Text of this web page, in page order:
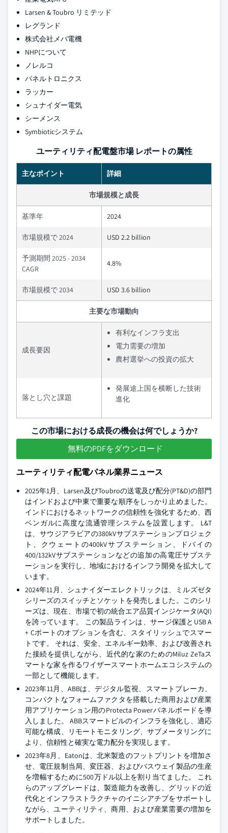
Larsen & Toubro リミテッド
レグランド
株式会社メバ電機
NHPについて
ノレルコ
パネルトロニクス
ラッカー
シュナイダー電気
シーメンス
Symbioticシステム
ユーティリティ配電盤市場 レポートの属性
主なポイント 詳細
市場規模と成長
基準年 2024
市場規模で 2024 USD 2.2 billion
予測期間 2025 - 2034
CAGR
4.8%
市場規模で 2034 USD 3.6 billion
主要な市場動向
成長要因
有利なインフラ支出
電力需要の増加
農村選挙への投資の拡大
落とし穴と課題
発展途上国を横断した技術
進化
この市場における成長の機会は何でしょうか?
無料のPDFをダウンロード
ユーティリティ配電パネル業界ニュース
2025年1月、Larsen及びToubroの送電及び配分(PT&D)の部門
はインドおよび中東で重要な順序をしっかり止めました。
インドにおけるネットワークの信頼性を強化するため、西
ベンガルに高度な流通管理システムを設置します。 L&T
は、サウジアラビアの380kVサブステーションプロジェク
ト、クウェートの400kVサブステーション、ドバイの
400/132kVサブステーションなどの追加の高電圧サブステ
ーションを実行し、地域におけるインフラ開発を拡大して
います。
2024年11月、シュナイダーエレクトリックは、ミルズゼタ
シリーズのスイッチとソケットを発売しました。このシリ
ーズは、現在、市場で初の統合エア品質インジケータ(AQI)
を誇っています。 この製品ラインは、サージ保護とUSB A
+ Cポートのオプションを含む、スタイリッシュでスマー
トです。 それは、安全、エネルギー効率、および改善され
た接続を提供しながら、近代的な家のためのMiluz ZeTaス
マートな家を作るワイザースマートホームエコシステムの
一部として機能します。
2023年11月、ABBは、デジタル監視、スマートブレーカ、
コンパクトなフォームファクタを搭載した商用および産業
用アプリケーション用のProtecta Powerパネルボードを導
入しました。 ABBスマートビルのインフラを強化し、適応
可能な構成、リモートモニタリング、サブメータリングに
より、信頼性と確実な電力配分を実現します。
2023年8月、Eatonは、北米製造のフットプリントを増加さ
せ、電圧規制当局、変圧器、およびバスウェイ製品の生産
を増幅するために500万ドル以上を割り当てました。 これ
らのアップグレードは、製造能力を改善し、グリッドの近
代化とインフラストラクチャのイニシアチブをサポートし
ながら、ユーティリティ、商用、および産業需要の増加を
サポートしました。